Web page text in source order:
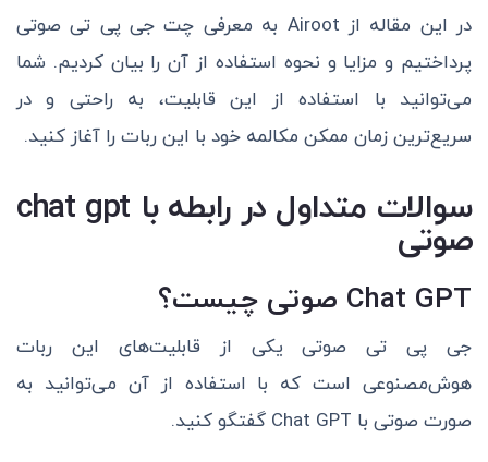
در این مقاله از Airoot به معرفی چت جی پی تی صوتی
پرداختیم و مزایا و نحوه استفاده از آن را بیان کردیم. شما
می‌توانید با استفاده از این قابلیت، به راحتی و در
سریع‌ترین زمان ممکن مکالمه خود با این ربات را آغاز کنید.
سوالات متداول در رابطه با chat gpt
صوتی
Chat GPT صوتی چیست؟
جی پی تی صوتی یکی از قابلیت‌های این ربات
هوش‌مصنوعی است که با استفاده از آن می‌توانید به
صورت صوتی با Chat GPT گفتگو کنید.